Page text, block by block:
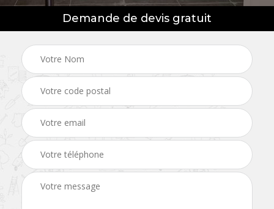
Demande de devis gratuit